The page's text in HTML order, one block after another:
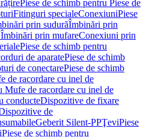
Piese de schimb pentru Piese de
Fitinguri specialeConexiuniPiese
prin sudurăÎmbinări prin
prin mufareConexiuni prin
Piese de schimb pentru
de aparatePiese de schimb
de conectarePiese de schimb
de racordare cu inel de
Mufe de racordare cu inel de
conducteDispozitive de fixare
de
Geberit Silent-PPŢeviPiese
Piese de schimb pentru